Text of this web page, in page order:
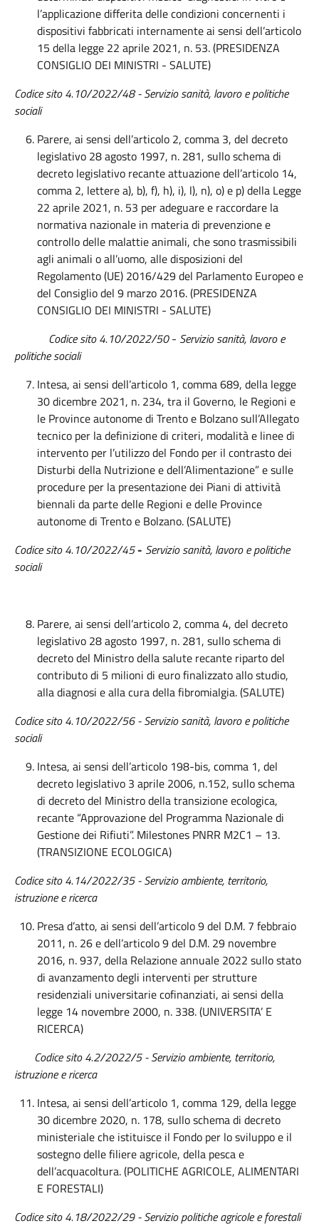
l’applicazione differita delle condizioni concernenti i
dispositivi fabbricati internamente ai sensi dell’articolo
15 della legge 22 aprile 2021, n. 53. (PRESIDENZA
CONSIGLIO DEI MINISTRI - SALUTE)
Codice sito 4.10/2022/48 - Serviziosanità, lavoro e politiche
sociali
Parere, ai sensi dell’articolo 2, comma 3, del decreto
legislativo 28 agosto 1997, n. 281, sullo schema di
decreto legislativo recante attuazione dell’articolo 14,
comma 2, lettere a), b), f), h), i), l), n), o) e p) della Legge
22 aprile 2021, n. 53 per adeguare e raccordare la
normativa nazionale in materia di prevenzione e
controllo delle malattie animali, che sono trasmissibili
agli animali o all’uomo, alle disposizioni del
Regolamento (UE) 2016/429 del Parlamento Europeo e
del Consiglio del 9 marzo 2016. (PRESIDENZA
CONSIGLIO DEI MINISTRI - SALUTE)
Codice sito 4.10/2022/50- Servizio sanità, lavoro e
politiche sociali
Intesa, ai sensi dell’articolo 1, comma 689, della legge
30 dicembre 2021, n. 234, tra il Governo, le Regioni e
le Province autonome di Trento e Bolzano sull’Allegato
tecnico per la definizione di criteri, modalità e linee di
intervento per l’utilizzo del Fondo per il contrasto dei
Disturbi della Nutrizione e dell’Alimentazione” e sulle
procedure per la presentazione dei Piani di attività
biennali da parte delle Regioni e delle Province
autonome di Trento e Bolzano. (SALUTE)
Codice sito 4.10/2022/45- Serviziosanità, lavoro e politiche
sociali
Parere, ai sensi dell’articolo 2, comma 4, del decreto
legislativo 28 agosto 1997, n. 281, sullo schema di
decreto del Ministro della salute recante riparto del
contributo di 5 milioni di euro finalizzato allo studio,
alla diagnosi e alla cura della fibromialgia. (SALUTE)
Codice sito 4.10/2022/56 - Servizio sanità, lavoro e politiche
sociali
Intesa, ai sensi dell’articolo 198-bis, comma 1, del
decreto legislativo 3 aprile 2006, n.152, sullo schema
di decreto del Ministro della transizione ecologica,
recante “Approvazione del Programma Nazionale di
Gestione dei Rifiuti”. Milestones PNRR M2C1 – 13.
(TRANSIZIONE ECOLOGICA)
Codice sito 4.14/2022/35 - Servizio ambiente, territorio,
istruzione e ricerca
Presa d’atto, ai sensi dell’articolo 9 del D.M. 7 febbraio
2011, n. 26 e dell’articolo 9 del D.M. 29 novembre
2016, n. 937, della Relazione annuale 2022 sullo stato
di avanzamento degli interventi per strutture
residenziali universitarie cofinanziati, ai sensi della
legge 14 novembre 2000, n. 338. (UNIVERSITA’ E
RICERCA)
Codice sito 4.2/2022/5 - Servizio ambiente, territorio,
istruzione e ricerca
Intesa, ai sensi dell’articolo 1, comma 129, della legge
30 dicembre 2020, n. 178, sullo schema di decreto
ministeriale che istituisce il Fondo per lo sviluppo e il
sostegno delle filiere agricole, della pesca e
dell’acquacoltura. (POLITICHE AGRICOLE, ALIMENTARI
E FORESTALI)
Codice sito 4.18/2022/29 - Servizio politiche agricole e forestali